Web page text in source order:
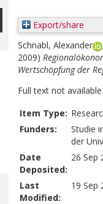
Export/share
Schnabl, Alexander
;
2009)
Wertschöpfung der
Full text not
Item Type:
Funders:
Studie
der
Date
Deposited:
26 Sep
Last
Modified:
19 Sep